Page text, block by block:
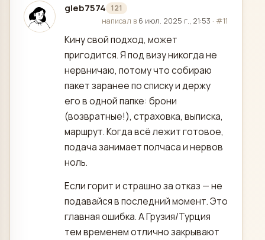
gleb7574 121
отредактировано
написал в 6 июл. 2025 г., 21:53 · #11
Кину свой подход, может
пригодится. Я под визу никогда не
нервничаю, потому что собираю
пакет заранее по списку и держу
его в одной папке: брони
(возвратные!), страховка, выписка,
маршрут. Когда всё лежит готовое,
подача занимает полчаса и нервов
ноль.
Если горит и страшно за отказ — не
подавайся в последний момент. Это
главная ошибка. А Грузия/Турция
тем временем отлично закрывают